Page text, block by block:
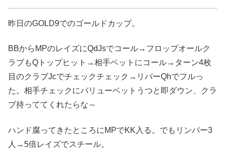
昨日のGOLD9でのゴールドカップ。
BBからMPのレイズにQdJsでコール→フロップオールク
ラブもQトップヒット→相手ベットにコール→ターン4枚
目のクラブJcでチェックチェック→リバーQhでフルっ
た。相手チェックにバリューベットうつと即ダウン、クラ
ブ持っててくれたらな～
ハンド腐ってきたところにMPでKK入る。でもリンパー3
人→5倍レイズでスチール。